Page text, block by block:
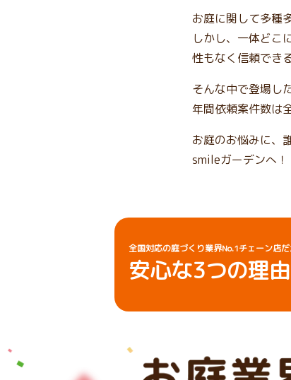
お庭に関して多種
しかし、一体どこ
性もなく信頼でき
そんな中で登場し
年間依頼案件数は
お庭のお悩みに、
smileガーデンへ！
全国対応の庭づくり業界No.1チェーン店
安心な3つの理由